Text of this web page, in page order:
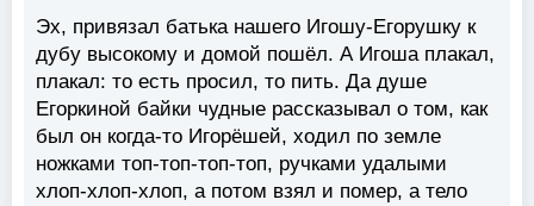
Эх, привязал батька нашего Игошу-Егорушку к
дубу высокому и домой пошёл. А Игоша плакал,
плакал: то есть просил, то пить. Да душе
Егоркиной байки чудные рассказывал о том, как
был он когда-то Игорёшей, ходил по земле
ножками топ-топ-топ-топ, ручками удалыми
хлоп-хлоп-хлоп, а потом взял и помер, а тело